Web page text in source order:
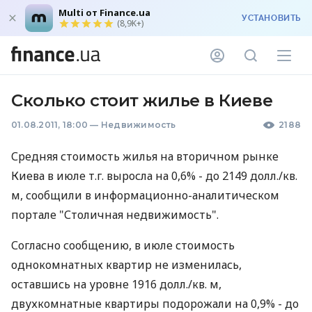
Multi от Finance.ua
(8,9K+) УСТАНОВИТЬ
Сколько стоит жилье в Киеве
01.08.2011, 18:00 — Недвижимость 2188
Средняя стоимость жилья на вторичном рынке
Киева в июле т.г. выросла на 0,6% - до 2149 долл./кв.
м, сообщили в информационно-аналитическом
портале "Столичная недвижимость".
Согласно сообщению, в июле стоимость
однокомнатных квартир не изменилась,
оставшись на уровне 1916 долл./кв. м,
двухкомнатные квартиры подорожали на 0,9% - до